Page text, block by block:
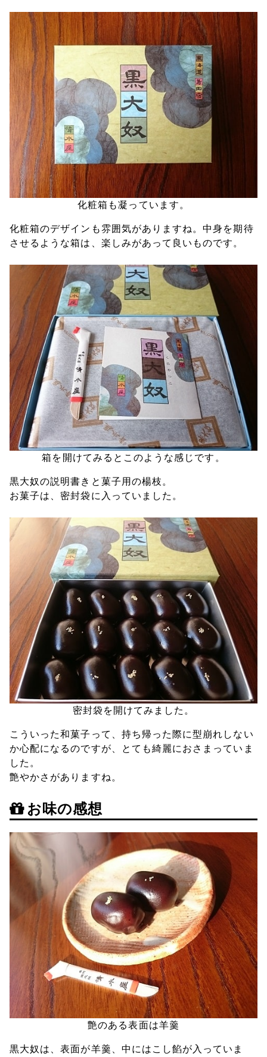
化粧箱も凝っています。
化粧箱のデザインも雰囲気がありますね。中身を期待
させるような箱は、楽しみがあって良いものです。
箱を開けてみるとこのような感じです。
黒大奴の説明書きと菓子用の楊枝。
お菓子は、密封袋に入っていました。
密封袋を開けてみました。
こういった和菓子って、持ち帰った際に型崩れしない
か心配になるのですが、とても綺麗におさまっていま
した。
艶やかさがありますね。
お味の感想
艶のある表面は羊羹
黒大奴は、表面が羊羹、中にはこし餡が入っていま